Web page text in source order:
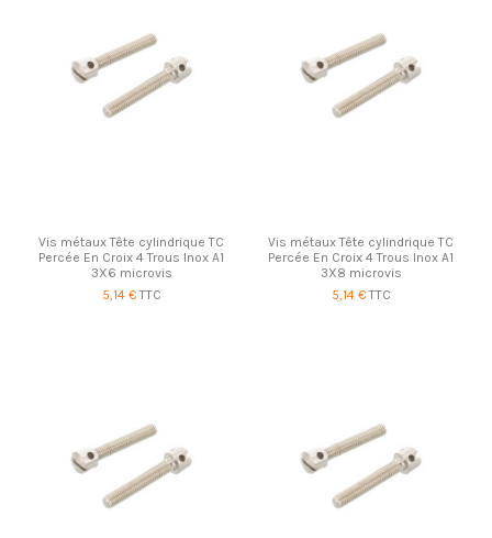
Vis métaux Tête cylindrique TC
Percée En Croix 4 Trous Inox A1
3X6 microvis
5,14 €TTC
Vis métaux Tête cylindrique TC
Percée En Croix 4 Trous Inox A1
3X8 microvis
5,14 €TTC